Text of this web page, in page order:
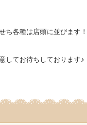
ち各種は店頭に並びます！
してお待ちしております♪